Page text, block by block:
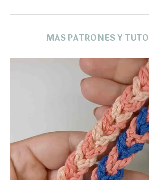
MAS PATRONES Y